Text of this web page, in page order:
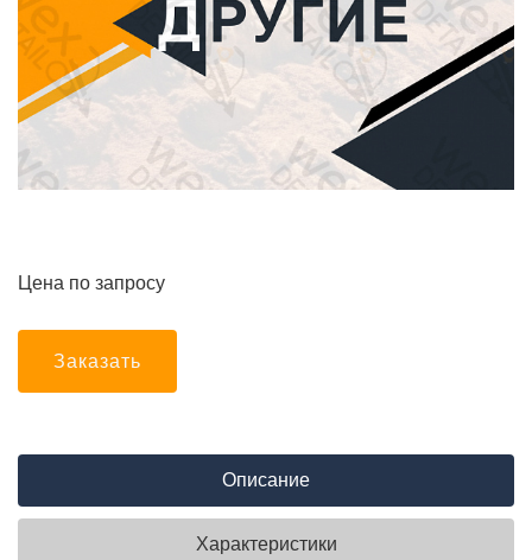
Цена по запросу
Заказать
Описание
Характеристики